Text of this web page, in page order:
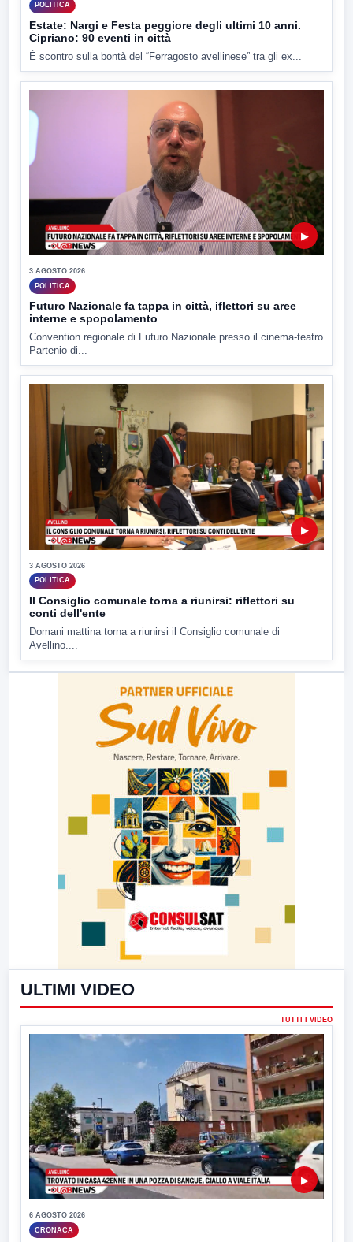
POLITICA
Estate: Nargi e Festa peggiore degli ultimi 10 anni.
Cipriano: 90 eventi in città
È scontro sulla bontà del “Ferragosto avellinese” tra gli ex...
▶
3 AGOSTO 2026
POLITICA
Futuro Nazionale fa tappa in città, iflettori su aree
interne e spopolamento
Convention regionale di Futuro Nazionale presso il cinema-teatro
Partenio di...
▶
3 AGOSTO 2026
POLITICA
Il Consiglio comunale torna a riunirsi: riflettori su
conti dell'ente
Domani mattina torna a riunirsi il Consiglio comunale di
Avellino....
ULTIMI VIDEO
TUTTI I VIDEO
▶
6 AGOSTO 2026
CRONACA